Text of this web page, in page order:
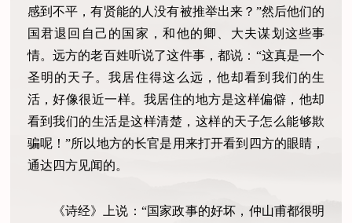
感到不平，有贤能的人没有被推举出来？”然后他们的
国君退回自己的国家，和他的卿、大夫谋划这些事
情。远方的老百姓听说了这件事，都说：“这真是一个
圣明的天子。我居住得这么远，他却看到我们的生
活，好像很近一样。我居住的地方是这样偏僻，他却
看到我们的生活是这样清楚，这样的天子怎么能够欺
骗呢！”所以地方的长官是用来打开看到四方的眼睛，
通达四方见闻的。
《诗经》上说：“国家政事的好坏，仲山甫都很明